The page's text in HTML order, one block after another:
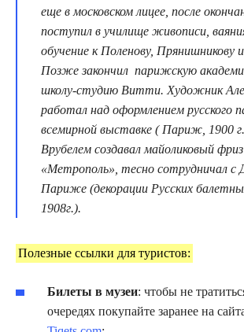
еще в московском лицее, после
поступил в училище живописи,
обучение к Поленову, Прянишникову
Позже закончил парижскую
школу-студию Витти. Художник
работал над оформлением русского
всемирной выставке ( Париж, 1900
Врубелем создавал майоликовый
«Метрополь», тесно сотрудничал с
Париже (декорации Русских
1908г.).
Полезные ссылки для туристов:
Билеты в музеи: чтобы не
очередях покупайте заранее на